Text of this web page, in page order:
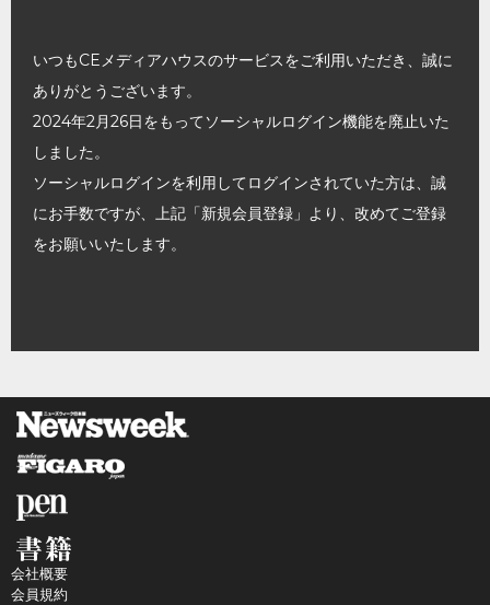
いつもCEメディアハウスのサービスをご利用いただき、誠に
ありがとうございます。
2024年2月26日をもってソーシャルログイン機能を廃止いた
しました。
ソーシャルログインを利用してログインされていた方は、誠
にお手数ですが、上記「新規会員登録」より、改めてご登録
をお願いいたします。
会社概要
会員規約